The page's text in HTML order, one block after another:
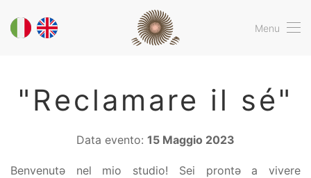
Menu
"Reclamare il sé"
Data evento: 15 Maggio 2023
Benvenutə nel mio studio! Sei prontə a vivere